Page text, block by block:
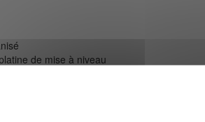
de mise à niveau
interieur